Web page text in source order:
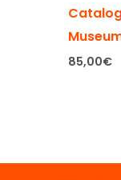
85,00€